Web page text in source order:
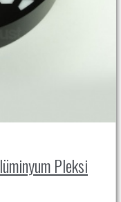
Pleksi